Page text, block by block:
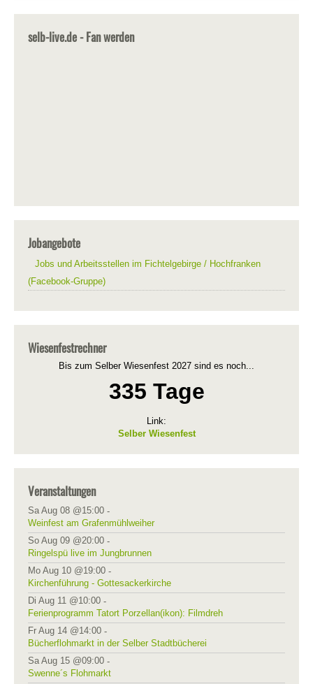
selb-live.de - Fan werden
Jobangebote
Jobs und Arbeitsstellen im Fichtelgebirge / Hochfranken
(Facebook-Gruppe)
Wiesenfestrechner
Bis zum Selber Wiesenfest 2027 sind es noch...
335 Tage
Link:
Selber Wiesenfest
Veranstaltungen
Sa Aug 08 @15:00 -
Weinfest am Grafenmühlweiher
So Aug 09 @20:00 -
Ringelspü live im Jungbrunnen
Mo Aug 10 @19:00 -
Kirchenführung - Gottesackerkirche
Di Aug 11 @10:00 -
Ferienprogramm Tatort Porzellan(ikon): Filmdreh
Fr Aug 14 @14:00 -
Bücherflohmarkt in der Selber Stadtbücherei
Sa Aug 15 @09:00 -
Swenne´s Flohmarkt